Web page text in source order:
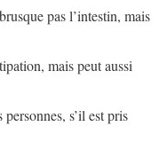
pas l’intestin, mais
mais peut aussi
s’il est pris